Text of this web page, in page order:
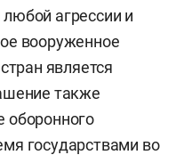
агрессии и
вооруженное
является
также
оборонного
государствами во